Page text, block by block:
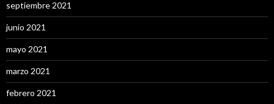
septiembre 2021
junio 2021
mayo 2021
marzo 2021
febrero 2021